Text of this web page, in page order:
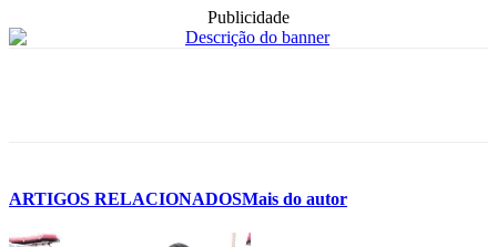
Publicidade
ARTIGOS RELACIONADOSMais do autor